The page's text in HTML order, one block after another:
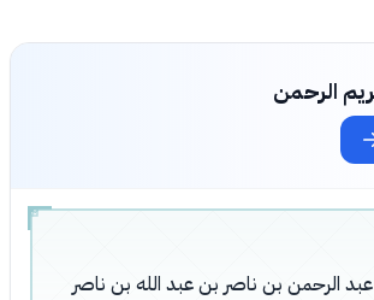
الرحمن
عبد الرحمن بن ناصر بن عبد الله بن ناصر